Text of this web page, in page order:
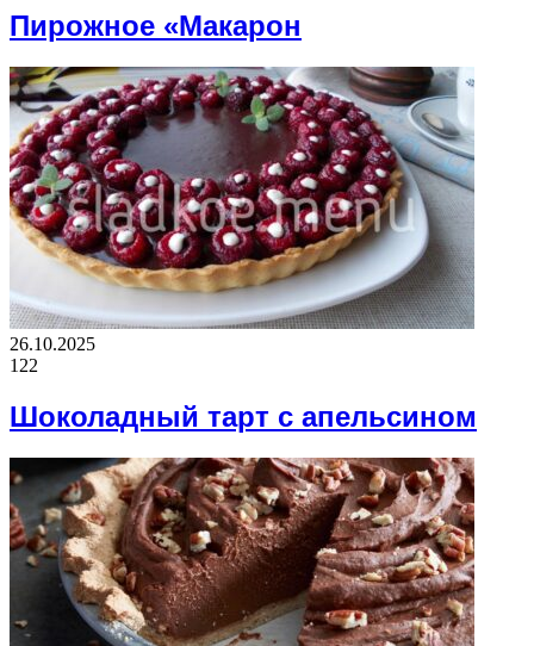
Пирожное «Макарон
26.10.2025
122
Шоколадный тарт с апельсином